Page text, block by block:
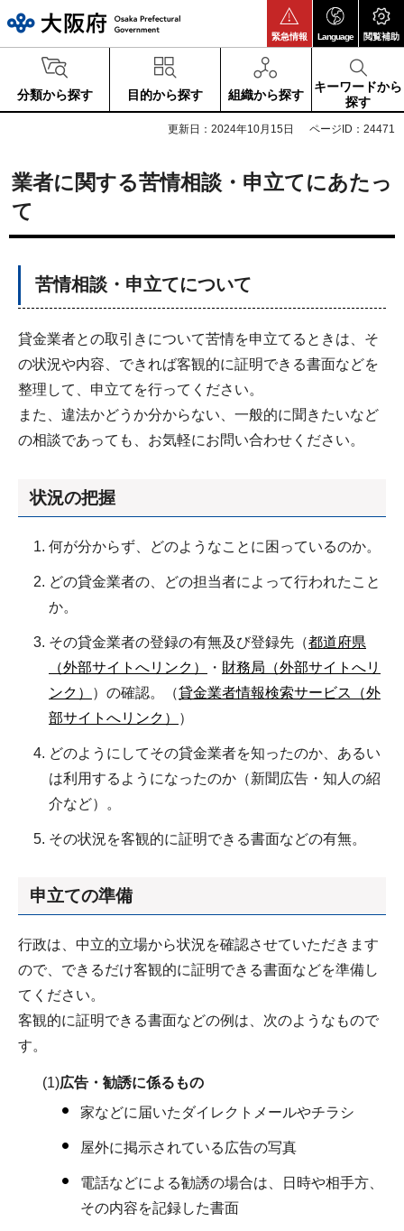
緊急情報 Language 閲覧補助
分類から探す 目的から探す 組織から探す
キーワードから
探す
更新日：2024年10月15日 ページID：24471
業者に関する苦情相談・申立てにあたっ
て
苦情相談・申立てについて
貸金業者との取引きについて苦情を申立てるときは、そ
の状況や内容、できれば客観的に証明できる書面などを
整理して、申立てを行ってください。
また、違法かどうか分からない、一般的に聞きたいなど
の相談であっても、お気軽にお問い合わせください。
状況の把握
何が分からず、どのようなことに困っているのか。
どの貸金業者の、どの担当者によって行われたこと
か。
その貸金業者の登録の有無及び登録先（都道府県
（外部サイトへリンク）
・ 財務局（外部サイトへリ
ンク）
）の確認。（貸金業者情報検索サービス（外
部サイトへリンク）
）
どのようにしてその貸金業者を知ったのか、あるい
は利用するようになったのか（新聞広告・知人の紹
介など）。
その状況を客観的に証明できる書面などの有無。
申立ての準備
行政は、中立的立場から状況を確認させていただきます
ので、できるだけ客観的に証明できる書面などを準備し
てください。
客観的に証明できる書面などの例は、次のようなもので
す。
(1)広告・勧誘に係るもの
家などに届いたダイレクトメールやチラシ
屋外に掲示されている広告の写真
電話などによる勧誘の場合は、日時や相手方、
その内容を記録した書面